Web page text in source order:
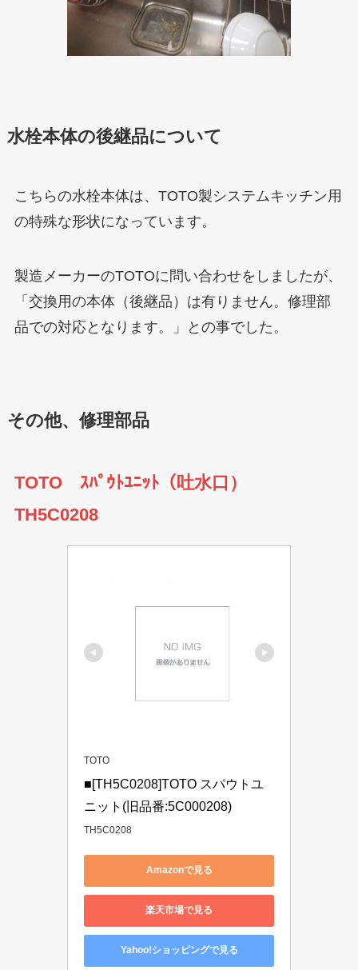
水栓本体の後継品について
こちらの水栓本体は、TOTO製システムキッチン用
の特殊な形状になっています。
製造メーカーのTOTOに問い合わせをしましたが、
「交換用の本体（後継品）は有りません。修理部
品での対応となります。」との事でした。
その他、修理部品
TOTO ｽﾊﾟｳﾄﾕﾆｯﾄ（吐水口）
TH5C0208
TOTO
■[TH5C0208]TOTO スパウトユ
ニット(旧品番:5C000208)
TH5C0208
Amazonで見る
楽天市場で見る
Yahoo!ショッピングで見る